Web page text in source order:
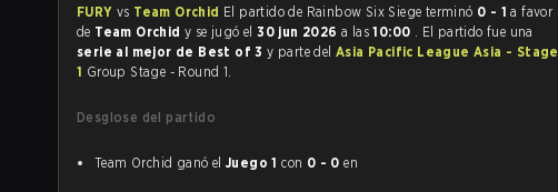
FURY vs Team Orchid El partido de Rainbow Six Siege terminó 0 - 1 a favor
de Team Orchid y se jugó el30 jun 2026 a las10:00 . El partido fue una
serie al mejor de Best of 3y parte del Asia Pacific League Asia - Stage
1 Group Stage - Round 1.
Desglose del partido
Team Orchid ganó el Juego 1 con 0 - 0 en